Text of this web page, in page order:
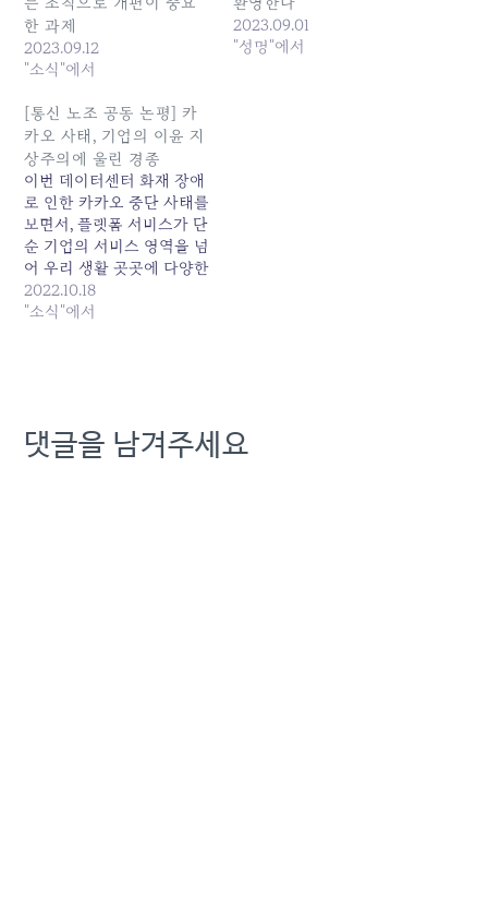
한 과제
2023.09.12
"소식"에서
2023.09.01
"성명"에서
[통신 노조 공동 논평] 카
카오 사태, 기업의 이윤 지
상주의에 울린 경종
이번 데이터센터 화재 장애
로 인한 카카오 중단 사태를
보면서, 플랫폼 서비스가 단
순 기업의 서비스 영역을 넘
어 우리 생활 곳곳에 다양한
이해관계에 영향을 미치는
공적 영역을 담당하고 있음
시 부각 되고 있는 분위기
다.…
2022.10.18
"소식"에서
댓글을 남겨주세요